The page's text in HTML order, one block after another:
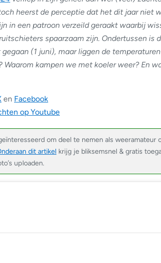
heerst de perceptie dat het dit jaar niet
in een patroon verzeild geraakt waarbij
spaarzaam zijn. Ondertussen is
(1 juni), maar liggen de
kampen we met koeler weer? En
en Facebook
op Youtube
om deel te nemen als weeramateur
dit artikel krijg je bliksemsnel & gratis
uploaden.